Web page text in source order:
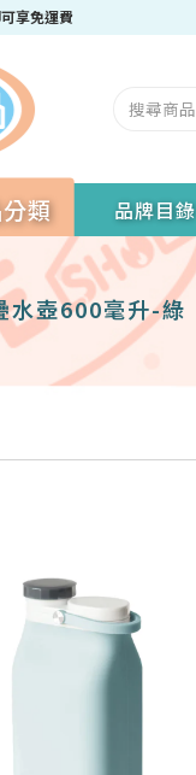
享免運費
類 品牌目錄
壺600毫升-綠